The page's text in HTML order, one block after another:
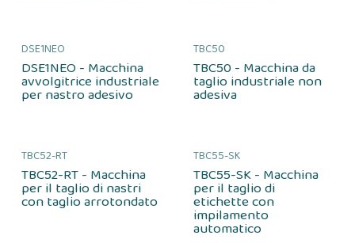
DSE1NEO
DSE1NEO - Macchina
avvolgitrice industriale
per nastro adesivo
TBC50
TBC50 - Macchina da
taglio industriale non
adesiva
TBC52-RT
TBC52-RT - Macchina
per il taglio di nastri
con taglio arrotondato
TBC55-SK
TBC55-SK - Macchina
per il taglio di
etichette con
impilamento
automatico